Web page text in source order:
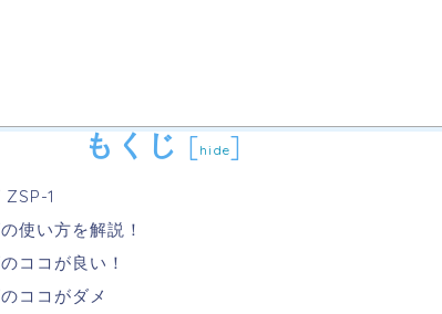
もくじ [hide]
1
使い方を解説！
ココが良い！
ココがダメ